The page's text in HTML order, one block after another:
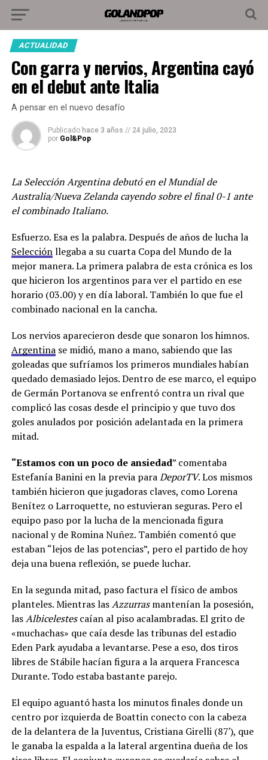
ACTUALIDAD
Con garra y nervios, Argentina cayó
en el debut ante Italia
A pensar en el nuevo desafío
Publicado hace 3 años // 24 julio, 2023
por Gol&Pop
La Selección Argentina debutó en el Mundial de
Australia/Nueva Zelanda cayendo sobre el final 0-1 ante
el combinado Italiano.
Esfuerzo. Esa es la palabra. Después de años de lucha la
Selecciónllegaba a su cuarta Copa del Mundo de la
mejor manera. La primera palabra de esta crónica es los
que hicieron los argentinos para ver el partido en ese
horario (03.00) y en día laboral. También lo que fue el
combinado nacional en la cancha.
Los nervios aparecieron desde que sonaron los himnos.
Argentinase midió, mano a mano, sabiendo que las
goleadas que sufríamos los primeros mundiales habían
quedado demasiado lejos. Dentro de ese marco, el equipo
de Germán Portanova se enfrentó contra un rival que
complicó las cosas desde el principio y que tuvo dos
goles anulados por posición adelantada en la primera
mitad.
“Estamos con un poco de ansiedad” comentaba
Estefanía Banini en la previa paraDeporTV. Los mismos
también hicieron que jugadoras claves, como Lorena
Benítez o Larroquette, no estuvieran seguras. Pero el
equipo paso por la lucha de la mencionada figura
nacional y de Romina Nuñez. También comentó que
estaban “lejos de las potencias”, pero el partido de hoy
deja una buena reflexión, se puede luchar.
En la segunda mitad, paso factura el físico de ambos
planteles. Mientras lasAzzurrasmantenían la posesión,
lasAlbicelestescaían al piso acalambradas. El grito de
«muchachas» que caía desde las tribunas del estadio
Eden Park ayudaba a levantarse. Pese a eso, dos tiros
libres de Stábile hacían figura a la arquera Francesca
Durante. Todo estaba bastante parejo.
El equipo aguantó hasta los minutos finales donde un
centro por izquierda de Boattin conecto con la cabeza
de la delantera de la Juventus, Cristiana Girelli (87′), que
le ganaba la espalda a la lateral argentina dueña de los